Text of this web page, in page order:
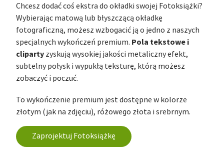
Chcesz dodać coś ekstra do okładki swojej Fotoksiążki?
Wybierając matową lub błyszczącą okładkę
fotograficzną, możesz wzbogacić ją o jedno z naszych
specjalnych wykończeń premium. Pola tekstowe i
cliparty zyskują wysokiej jakości metaliczny efekt,
subtelny połysk i wypukłą teksturę, którą możesz
zobaczyć i poczuć.
To wykończenie premium jest dostępne w kolorze
złotym (jak na zdjęciu), różowego złota i srebrnym.
Zaprojektuj Fotoksiążkę